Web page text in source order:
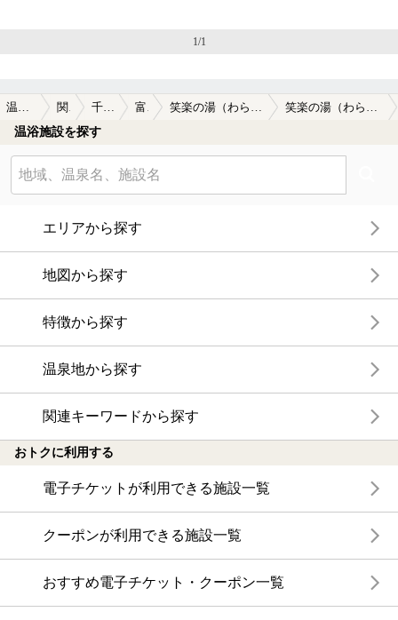
1/1
富津
温浴施設を探す
エリアから探す
地図から探す
特徴から探す
温泉地から探す
関連キーワードから探す
おトクに利用する
電子チケットが利用できる施設一覧
クーポンが利用できる施設一覧
おすすめ電子チケット・クーポン一覧